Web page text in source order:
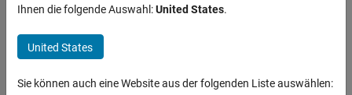
Ihnen die folgende Auswahl:United States.
United States
Sie können auch eine Website aus der folgenden Liste auswählen: